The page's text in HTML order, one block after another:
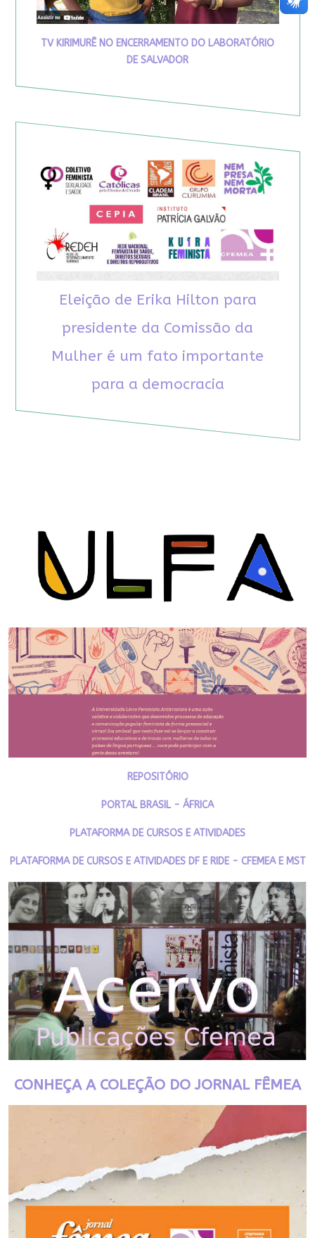
TV KIRIMURÊ NO ENCERRAMENTO DO LABORATÓRIO
DE SALVADOR
Eleição de Erika Hilton para
presidente da Comissão da
Mulher é um fato importante
para a democracia
REPOSITÓRIO
PORTAL BRASIL - ÁFRICA
PLATAFORMA DE CURSOS E ATIVIDADES
PLATAFORMA DE CURSOS E ATIVIDADES DF E RIDE - CFEMEA E MST
CONHEÇA A COLEÇÃO DO JORNAL FÊMEA